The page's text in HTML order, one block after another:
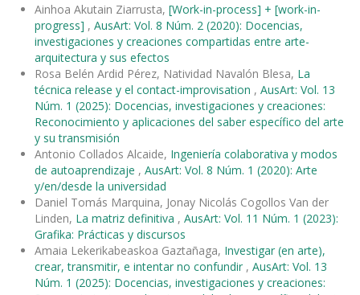
Ainhoa Akutain Ziarrusta, [Work-in-process] + [work-in-
progress] , AusArt: Vol. 8 Núm. 2 (2020): Docencias,
investigaciones y creaciones compartidas entre arte-
arquitectura y sus efectos
Rosa Belén Ardid Pérez, Natividad Navalón Blesa, La
técnica release y el contact-improvisation , AusArt: Vol. 13
Núm. 1 (2025): Docencias, investigaciones y creaciones:
Reconocimiento y aplicaciones del saber específico del arte
y su transmisión
Antonio Collados Alcaide, Ingeniería colaborativa y modos
de autoaprendizaje , AusArt: Vol. 8 Núm. 1 (2020): Arte
y/en/desde la universidad
Daniel Tomás Marquina, Jonay Nicolás Cogollos Van der
Linden, La matriz definitiva , AusArt: Vol. 11 Núm. 1 (2023):
Grafika: Prácticas y discursos
Amaia Lekerikabeaskoa Gaztañaga, Investigar (en arte),
crear, transmitir, e intentar no confundir , AusArt: Vol. 13
Núm. 1 (2025): Docencias, investigaciones y creaciones: